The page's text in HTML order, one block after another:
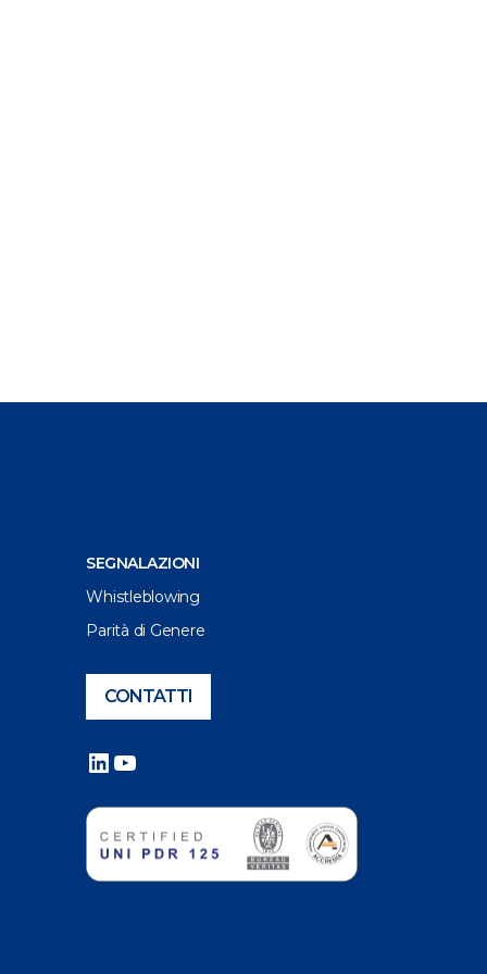
SEGNALAZIONI
Whistleblowing
Parità di Genere
CONTATTI
LinkedIn
YouTube